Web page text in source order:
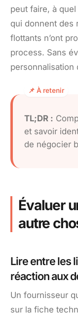
peut faire, à
qui donnent des
flottants n’ont
process. Sans
TL;DR :
et savoir
de négocier
Évaluer
autre
Lire entre les
réaction aux
Un fournisseur
sur la fiche